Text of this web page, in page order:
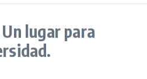
lugar para